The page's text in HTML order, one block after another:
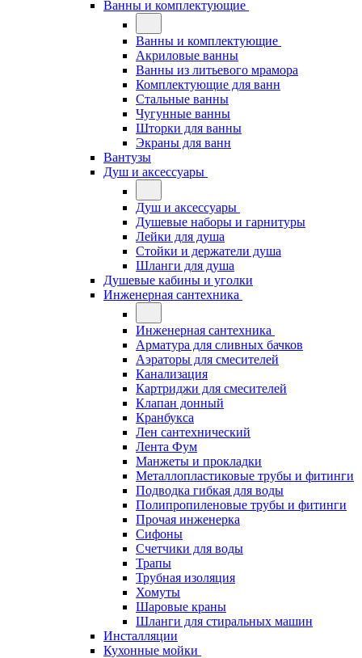
Ванны и комплектующие
Ванны и комплектующие
Акриловые ванны
Ванны из литьевого мрамора
Комплектующие для ванн
Стальные ванны
Чугунные ванны
Шторки для ванны
Экраны для ванн
Вантузы
Душ и аксессуары
Душ и аксессуары
Душевые наборы и гарнитуры
Лейки для душа
Стойки и держатели душа
Шланги для душа
Душевые кабины и уголки
Инженерная сантехника
Инженерная сантехника
Арматура для сливных бачков
Аэраторы для смесителей
Канализация
Картриджи для смесителей
Клапан донный
Кранбукса
Лен сантехнический
Лента Фум
Манжеты и прокладки
Металлопластиковые трубы и фитинги
Подводка гибкая для воды
Полипропиленовые трубы и фитинги
Прочая инженерка
Сифоны
Счетчики для воды
Трапы
Трубная изоляция
Хомуты
Шаровые краны
Шланги для стиральных машин
Инсталляции
Кухонные мойки